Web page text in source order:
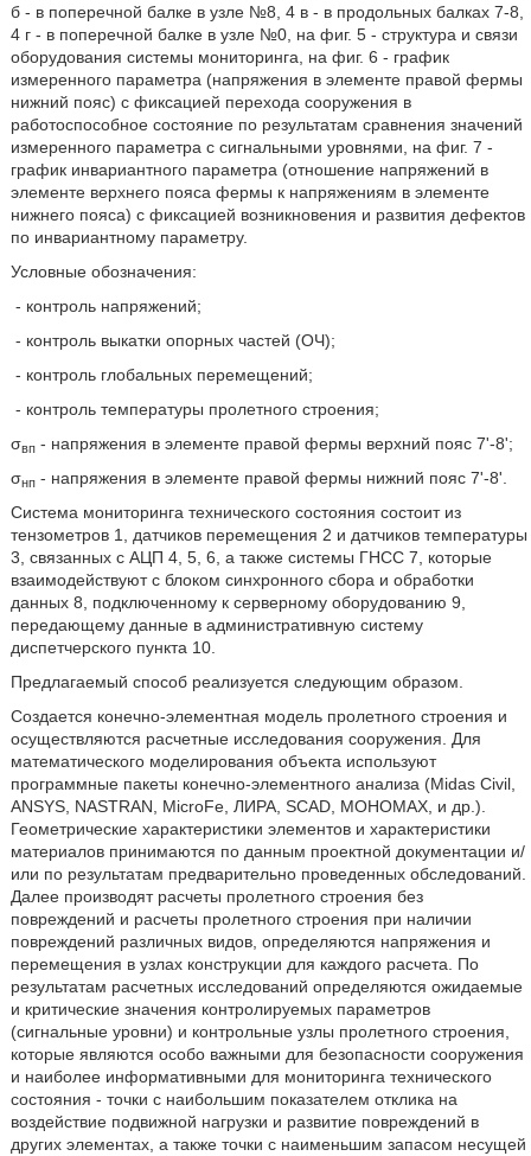
б - в поперечной балке в узле №8, 4 в - в продольных балках 7-8,
4 г - в поперечной балке в узле №0, на фиг. 5 - структура и связи
оборудования системы мониторинга, на фиг. 6 - график
измеренного параметра (напряжения в элементе правой фермы
нижний пояс) с фиксацией перехода сооружения в
работоспособное состояние по результатам сравнения значений
измеренного параметра с сигнальными уровнями, на фиг. 7 -
график инвариантного параметра (отношение напряжений в
элементе верхнего пояса фермы к напряжениям в элементе
нижнего пояса) с фиксацией возникновения и развития дефектов
по инвариантному параметру.
Условные обозначения:
- контроль напряжений;
- контроль выкатки опорных частей (ОЧ);
- контроль глобальных перемещений;
- контроль температуры пролетного строения;
σвп- напряжения в элементе правой фермы верхний пояс 7'-8';
σнп- напряжения в элементе правой фермы нижний пояс 7'-8'.
Система мониторинга технического состояния состоит из
тензометров 1, датчиков перемещения 2 и датчиков температуры
3, связанных с АЦП 4, 5, 6, а также системы ГНСС 7, которые
взаимодействуют с блоком синхронного сбора и обработки
данных 8, подключенному к серверному оборудованию 9,
передающему данные в административную систему
диспетчерского пункта 10.
Предлагаемый способ реализуется следующим образом.
Создается конечно-элементная модель пролетного строения и
осуществляются расчетные исследования сооружения. Для
математического моделирования объекта используют
программные пакеты конечно-элементного анализа (Midas Civil,
ANSYS, NASTRAN, MicroFe, ЛИРА, SCAD, МОНОМАХ, и др.).
Геометрические характеристики элементов и характеристики
материалов принимаются по данным проектной документации и/
или по результатам предварительно проведенных обследований.
Далее производят расчеты пролетного строения без
повреждений и расчеты пролетного строения при наличии
повреждений различных видов, определяются напряжения и
перемещения в узлах конструкции для каждого расчета. По
результатам расчетных исследований определяются ожидаемые
и критические значения контролируемых параметров
(сигнальные уровни) и контрольные узлы пролетного строения,
которые являются особо важными для безопасности сооружения
и наиболее информативными для мониторинга технического
состояния - точки с наибольшим показателем отклика на
воздействие подвижной нагрузки и развитие повреждений в
других элементах, а также точки с наименьшим запасом несущей